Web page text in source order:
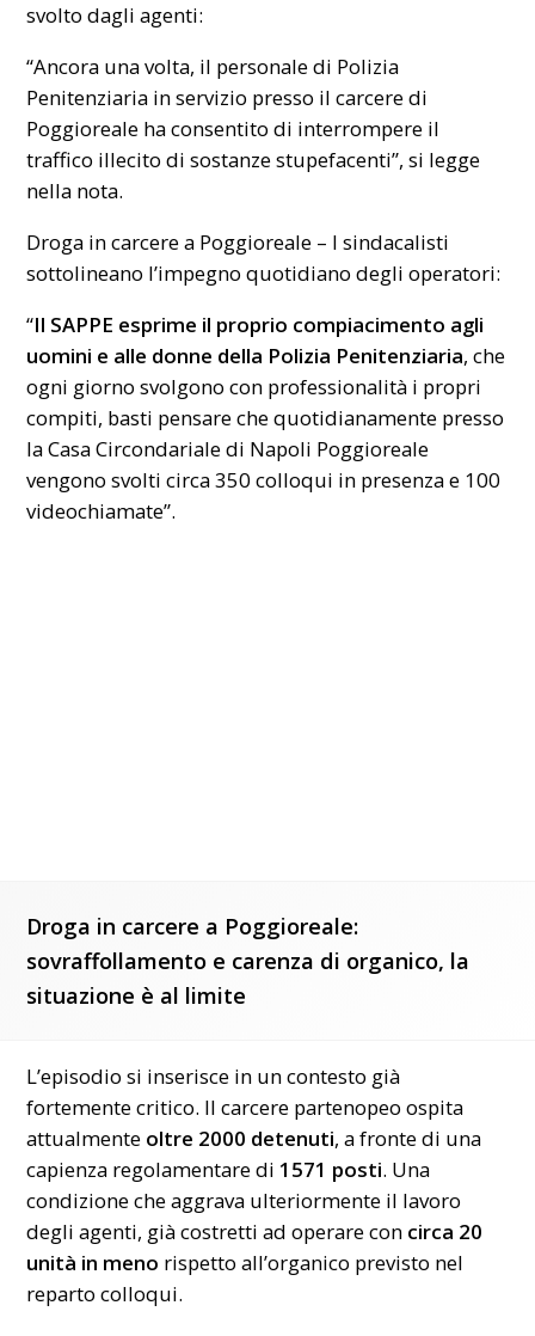
svolto dagli agenti:
“Ancora una volta, il personale di Polizia
Penitenziaria in servizio presso il carcere di
Poggioreale ha consentito di interrompere il
traffico illecito di sostanze stupefacenti”, si legge
nella nota.
Droga in carcere a Poggioreale – I sindacalisti
sottolineano l’impegno quotidiano degli operatori:
“Il SAPPE esprime il proprio compiacimento agli
uomini e alle donne della Polizia Penitenziaria, che
ogni giorno svolgono con professionalità i propri
compiti, basti pensare che quotidianamente presso
la Casa Circondariale di Napoli Poggioreale
vengono svolti circa 350 colloqui in presenza e 100
videochiamate”.
Droga in carcere a Poggioreale:
sovraffollamento e carenza di organico, la
situazione è al limite
L’episodio si inserisce in un contesto già
fortemente critico. Il carcere partenopeo ospita
attualmente oltre 2000 detenuti, a fronte di una
capienza regolamentare di 1571 posti. Una
condizione che aggrava ulteriormente il lavoro
degli agenti, già costretti ad operare con circa 20
unità in meno rispetto all’organico previsto nel
reparto colloqui.